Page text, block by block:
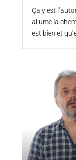
Ça y est
allume la
est bien et